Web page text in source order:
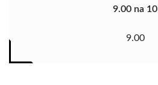
9.00 na 10
9.00